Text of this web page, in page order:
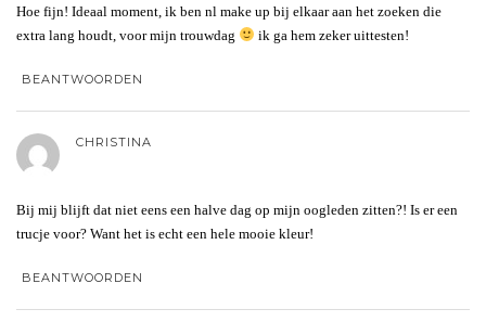
Hoe fijn! Ideaal moment, ik ben nl make up bij elkaar aan het zoeken die
extra lang houdt, voor mijn trouwdag
ik ga hem zeker uittesten!
BEANTWOORDEN
CHRISTINA
Bij mij blijft dat niet eens een halve dag op mijn oogleden zitten?! Is er een
trucje voor? Want het is echt een hele mooie kleur!
BEANTWOORDEN